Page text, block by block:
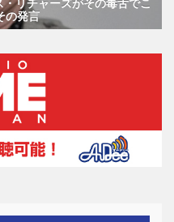
の発言